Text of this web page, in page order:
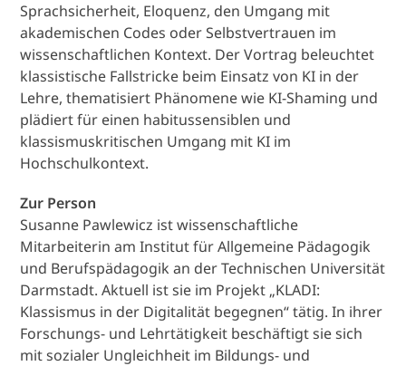
Sprachsicherheit, Eloquenz, den Umgang mit
akademischen Codes oder Selbstvertrauen im
wissenschaftlichen Kontext. Der Vortrag beleuchtet
klassistische Fallstricke beim Einsatz von KI in der
Lehre, thematisiert Phänomene wie KI-Shaming und
plädiert für einen habitussensiblen und
klassismuskritischen Umgang mit KI im
Hochschulkontext.
Zur Person
Susanne Pawlewicz ist wissenschaftliche
Mitarbeiterin am Institut für Allgemeine Pädagogik
und Berufspädagogik an der Technischen Universität
Darmstadt. Aktuell ist sie im Projekt „KLADI:
Klassismus in der Digitalität begegnen“ tätig. In ihrer
Forschungs- und Lehrtätigkeit beschäftigt sie sich
mit sozialer Ungleichheit im Bildungs- und